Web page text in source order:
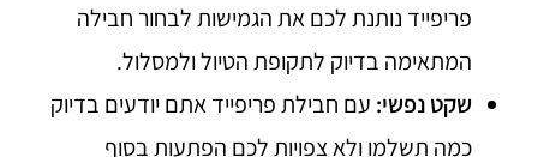
פריפייד נותנת לכם את הגמישות לבחור חבילה
המתאימה בדיוק לתקופת הטיול ולמסלול.
שקט נפשי: עם חבילת פריפייד אתם יודעים בדיוק
כמה תשלמו ולא צפויות לכם הפתעות בסוף